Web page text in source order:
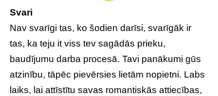
Svari
Nav svarīgi tas, ko šodien darīsi, svarīgāk ir
tas, ka teju it viss tev sagādās prieku,
baudījumu darba procesā. Tavi panākumi gūs
atzinību, tāpēc pievērsies lietām nopietni. Labs
laiks, lai attīstītu savas romantiskās attiecības,